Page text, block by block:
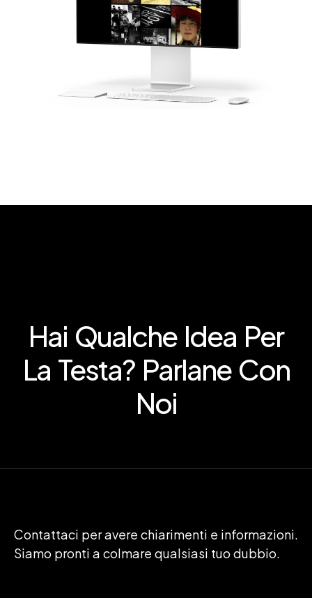
Hai Qualche Idea Per
La Testa? Parlane Con
Noi
Contattaci per avere chiarimenti e informazioni.
Siamo pronti a colmare qualsiasi tuo dubbio.